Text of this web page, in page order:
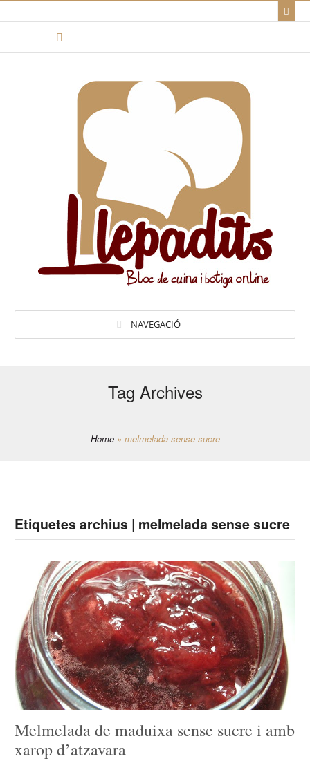
NAVEGACIÓ
Tag Archives
Home » melmelada sense sucre
Etiquetes archius | melmelada sense sucre
Melmelada de maduixa sense sucre i amb
xarop d’atzavara